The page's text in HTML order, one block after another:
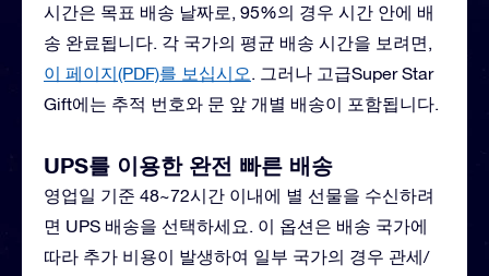
시간은 목표 배송 날짜로, 95%의 경우 시간 안에 배
송 완료됩니다. 각 국가의 평균 배송 시간을 보려면,
이 페이지(PDF)를 보십시오. 그러나 고급Super Star
Gift에는 추적 번호와 문 앞 개별 배송이 포함됩니다.
UPS를 이용한 완전 빠른 배송
영업일 기준 48~72시간 이내에 별 선물을 수신하려
면 UPS 배송을 선택하세요. 이 옵션은 배송 국가에
따라 추가 비용이 발생하여 일부 국가의 경우 관세/